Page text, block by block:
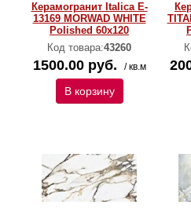
Керамогранит Italica E-
13169 MORWAD WHITE
Polished 60х120
Код товара:43260
1500.00 руб. / кв.м
В корзину